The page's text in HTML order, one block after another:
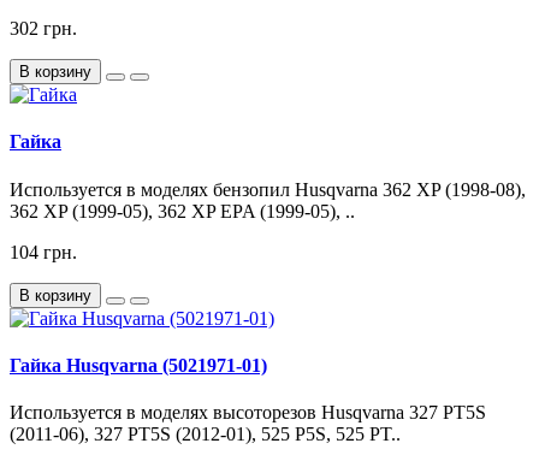
302 грн.
В корзину
Гайка
Используется в моделях бензопил Husqvarna 362 XP (1998-08),
362 XP (1999-05), 362 XP EPA (1999-05), ..
104 грн.
В корзину
Гайка Husqvarna (5021971-01)
Используется в моделях высоторезов Husqvarna 327 PT5S
(2011-06), 327 PT5S (2012-01), 525 P5S, 525 PT..